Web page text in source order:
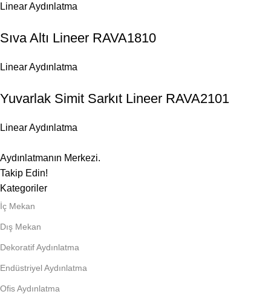
Linear Aydınlatma
Sıva Altı Lineer RAVA1810
Linear Aydınlatma
Yuvarlak Simit Sarkıt Lineer RAVA2101
Linear Aydınlatma
Aydınlatmanın Merkezi.
Takip Edin!
Kategoriler
İç Mekan
Dış Mekan
Dekoratif Aydınlatma
Endüstriyel Aydınlatma
Ofis Aydınlatma